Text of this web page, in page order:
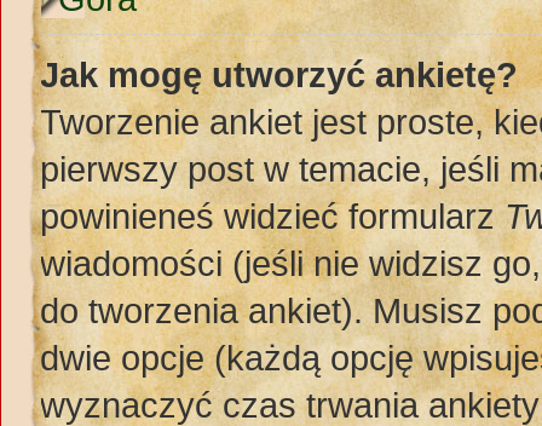
Jak mogę utworzyć ankietę?
Tworzenie ankiet jest proste,
pierwszy post w temacie, jeśli
powinieneś widzieć formularz
wiadomości (jeśli nie widzisz
do tworzenia ankiet). Musisz
dwie opcje (każdą opcję
wyznaczyć czas trwania